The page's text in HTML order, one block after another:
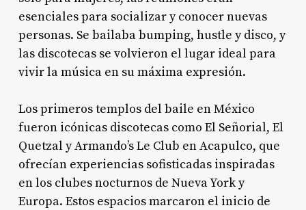
esenciales para socializar y conocer nuevas
personas. Se bailaba bumping, hustle y disco, y
las discotecas se volvieron el lugar ideal para
vivir la música en su máxima expresión.
Los primeros templos del baile en México
fueron icónicas discotecas como El Señorial, El
Quetzal y Armando’s Le Club en Acapulco, que
ofrecían experiencias sofisticadas inspiradas
en los clubes nocturnos de Nueva York y
Europa. Estos espacios marcaron el inicio de